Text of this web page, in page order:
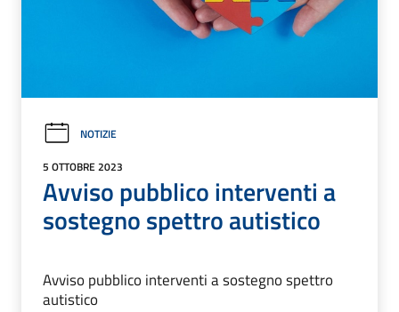
NOTIZIE
5 OTTOBRE 2023
Avviso pubblico interventi a
sostegno spettro autistico
Avviso pubblico interventi a sostegno spettro
autistico